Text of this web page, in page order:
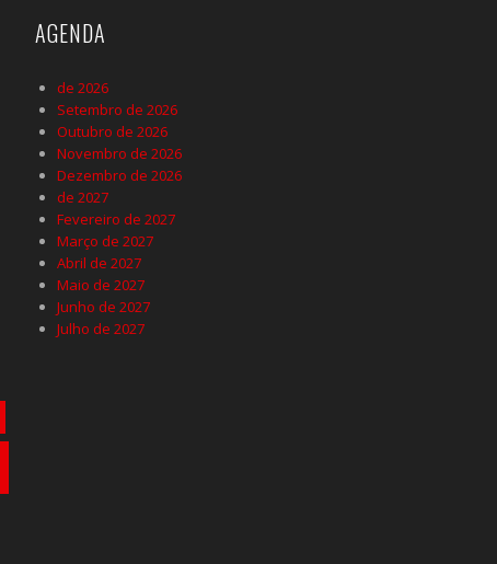
AGENDA
de 2026
Setembro de 2026
Outubro de 2026
Novembro de 2026
Dezembro de 2026
de 2027
Fevereiro de 2027
Março de 2027
Abril de 2027
Maio de 2027
Junho de 2027
Julho de 2027